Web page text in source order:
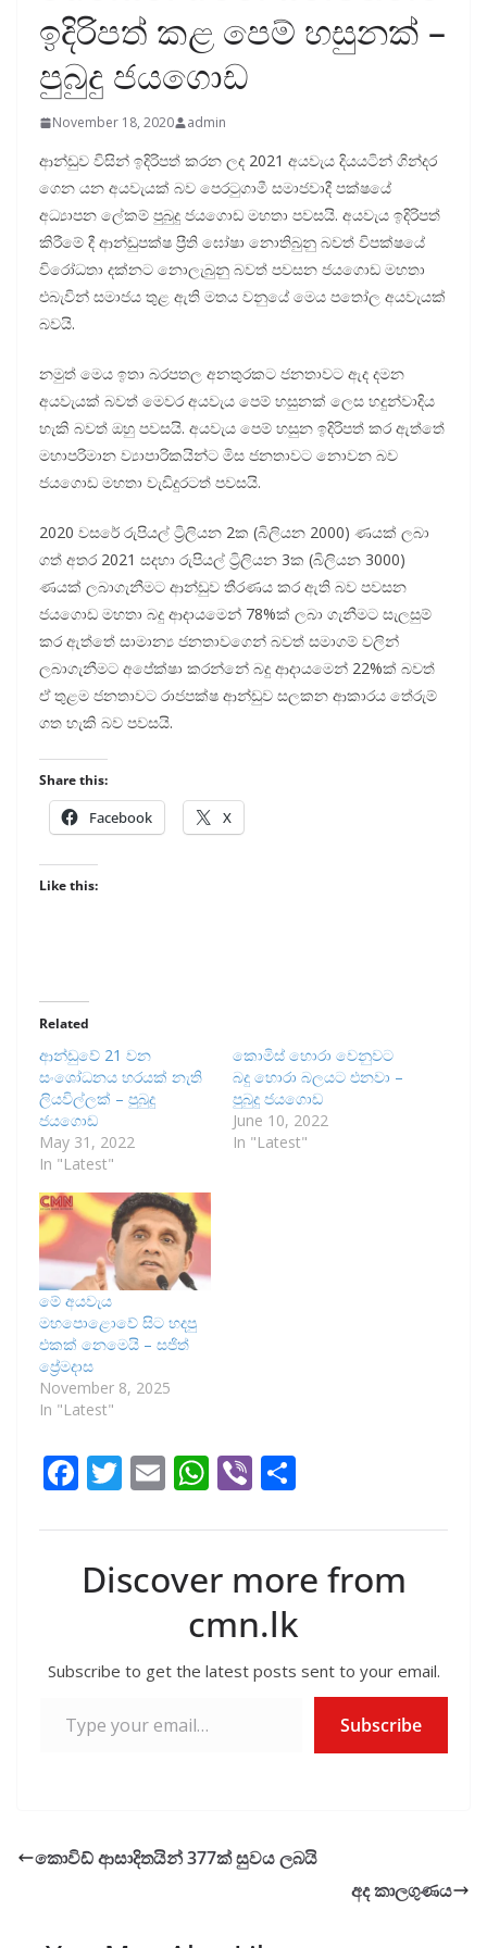
ඉදිරිපත් කළ පෙම් හසුනක් –
පුබුදු ජයගොඩ
November 18, 2020 admin
ආන්ඩුව විසින් ඉදිරිපත් කරන ලද 2021 අයවැය දියයටින් ගින්දර
ගෙන යන අයවැයක් බව පෙරටුගාමී සමාජවාදී පක්ෂයේ
අධ්‍යාපන ලේකම් පුබුදු ජයගොඩ මහතා පවසයි. අයවැය ඉදිරිපත්
කිරීමේ දී ආන්ඩුපක්ෂ ප්‍රීති ඝෝෂා නොතිබුනු බවත් විපක්ෂයේ
විරෝධතා දක්නට නොලැබුනු බවත් පවසන ජයගොඩ මහතා
එබැවින් සමාජය තුළ ඇති මතය වනුයේ මෙය ‍පතෝල අයවැයක්
බවයි.
නමුත් මෙය ඉතා බරපතල අනතුරකට ජනතාවට ඇද දමන
අයවැයක් බවත් මෙවර අයවැය පෙම් හසුනක් ලෙස හදුන්වාදිය
හැකි බවත් ඔහු පවසයි. අයවැය පෙම් හසුන ඉදිරිපත් කර ඇත්තේ
මහාපරිමාන ව්‍යාපාරිකයින්ට මිස ජනතාවට නොවන බව
ජයගොඩ මහතා වැඩිදුරටත් පවසයි.
2020 වසරේ රුපියල් ට්‍රිලියන 2ක (බිලියන 2000) ණයක් ලබා
ගත් අතර 2021 සදහා රුපියල් ට්‍රිලියන 3ක (බිලියන 3000)
ණයක් ලබාගැනීමට ආන්ඩුව තීරණය කර ඇති බව පවසන
ජයගොඩ මහතා බදු ආදායමෙන් 78%ක් ලබා ගැනීමට සැලසුම්
කර ඇත්තේ සාමාන්‍ය ජනතාවගෙන් බවත් සමාගම් වලින්
ලබාගැනීමට අපේක්ෂා කරන්නේ බදු ආදායමෙන් 22%ක් බවත්
ඒ තුළම ජනතාවට රාජපක්ෂ ආන්ඩුව සලකන ආකාරය තේරුම්
ගත හැකි බව පවසයි.
Share this:
Facebook X
Like this:
Related
ආන්ඩුවේ 21 වන
සංශෝධනය හරයක් නැති
ලියවිල්ලක් – පුබුදු
ජයගොඩ
May 31, 2022
In "Latest"
කොමිස් හොරා වෙනුවට
බදු හොරා බලයට එනවා –
පුබුදු ජයගොඩ
June 10, 2022
In "Latest"
මේ අයවැය
මහපොළොවේ සිට හදපු
එකක් නෙමෙයි – සජිත්
ප්‍රේමදාස
November 8, 2025
In "Latest"
F
e
b
k
T
itt
er
E
ai
l
W
at
s
A
p
p
Vi
er ar
e
Discover more from
cmn.lk
Subscribe to get the latest posts sent to your email.
Subscribe
කොවිඩ් ආසාදිතයින් 377ක් සුවය ලබයි
අද කාලගුණය